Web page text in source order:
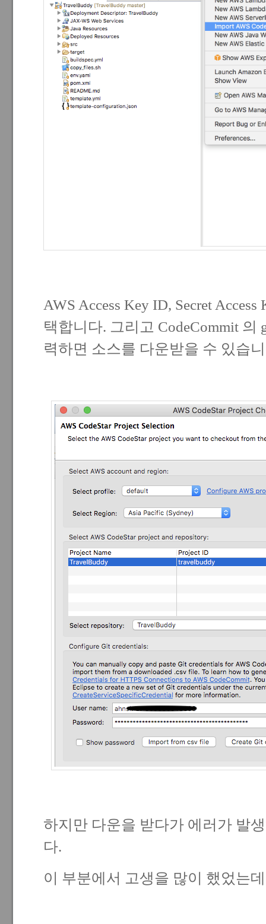
AWS Access Key ID, Secret
택합니다. 그리고 CodeCommit 의
력하면 소스를 다운받을 수 있습
하지만 다운을 받다가 에러가 발
다.
이 부분에서 고생을 많이 했었는